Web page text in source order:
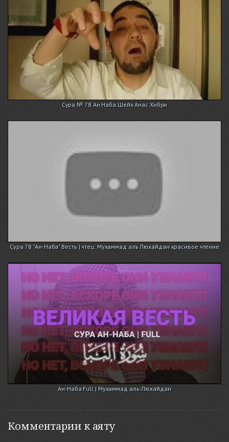
Сура № 78 Ан Наба Шейх Анас Хибри
Сура 78 "Ан-Наба" Весть | чтец: Мухаммад аль Люхайдан красивое чтение
Ан-Наба Full | Мухаммад аль-Люхайдан
Комментарии к аяту